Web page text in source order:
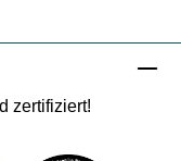
zertifiziert!